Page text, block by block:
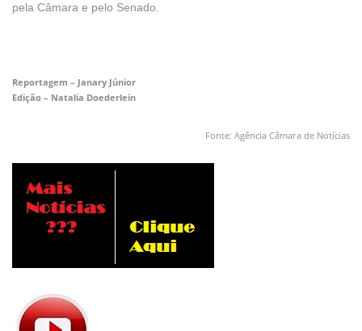
pela Câmara e pelo Senado.
Reportagem – Janary Júnior
Edição – Natalia Doederlein
Fonte: Agência Câmara de Notícias